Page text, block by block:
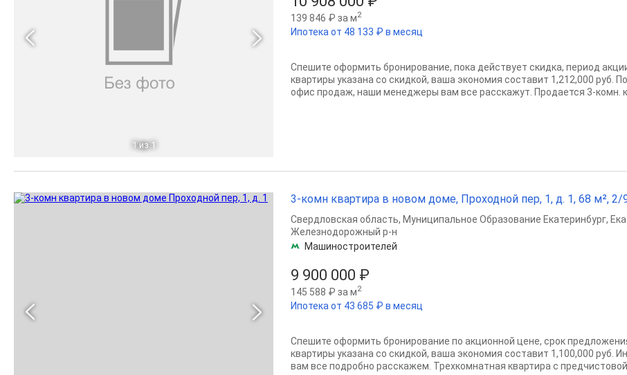
1 из 1
139 846 ₽ за м2
Ипотека от 48 133 ₽ в месяц
Спешите оформить бронирование, пока действует скидка, период
квартиры указана со скидкой, ваша экономия составит 1,212,000 руб.
офис продаж, наши менеджеры вам все расскажут. Продается 3-комн.
3-комн квартира в новом доме, Проходной пер, 1, д. 1, 68 м², 2/
9 900 000 ₽
145 588 ₽ за м2
Ипотека от 43 685 ₽ в месяц
Свердловская область, Муниципальное Образование Екатеринбург,
Железнодорожный р-н
Машиностроителей
Спешите оформить бронирование по акционной цене, срок
квартиры указана со скидкой, ваша экономия составит 1,100,000 руб.
вам все подробно расскажем. Трехкомнатная квартира с предчистовой